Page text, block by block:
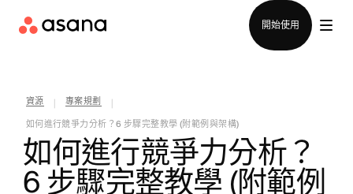
開始使用
資源 專案規劃
如何進行競爭力分析？6 步驟完整教學 (附範例與架構)
如何進行競爭力分析？
6 步驟完整教學 (附範例